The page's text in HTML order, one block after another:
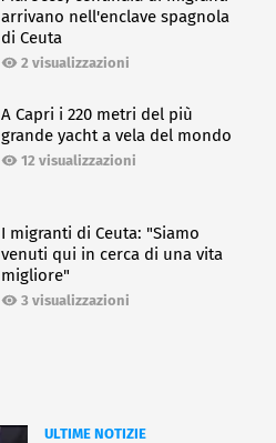
arrivano nell'enclave spagnola
di Ceuta
2 visualizzazioni
A Capri i 220 metri del più
grande yacht a vela del mondo
12 visualizzazioni
I migranti di Ceuta: "Siamo
venuti qui in cerca di una vita
migliore"
3 visualizzazioni
ULTIME NOTIZIE